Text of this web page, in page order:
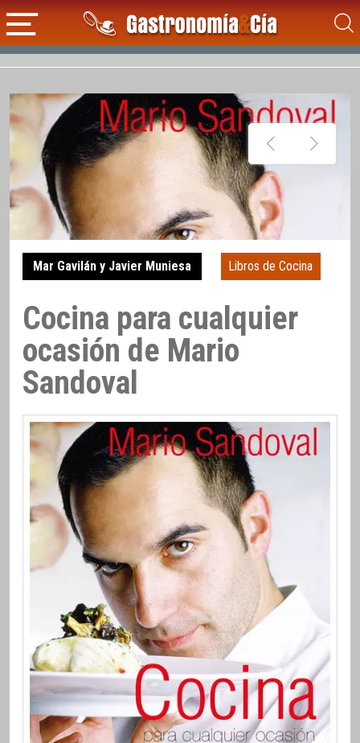
Mar Gavilán y Javier Muniesa Libros de Cocina
Cocina para cualquier
ocasión de Mario
Sandoval